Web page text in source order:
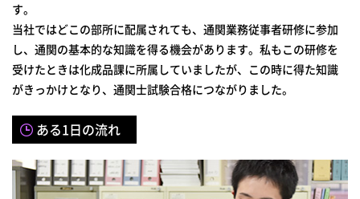
す。
当社ではどこの部所に配属されても、通関業務従事者研修に参加
し、通関の基本的な知識を得る機会があります。私もこの研修を
受けたときは化成品課に所属していましたが、この時に得た知識
がきっかけとなり、通関士試験合格につながりました。
ある1日の流れ